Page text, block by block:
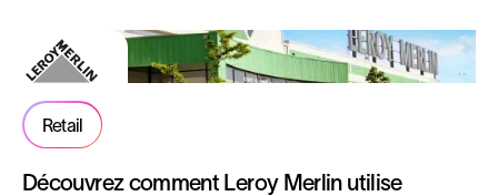
Retail
Découvrez comment Leroy Merlin utilise